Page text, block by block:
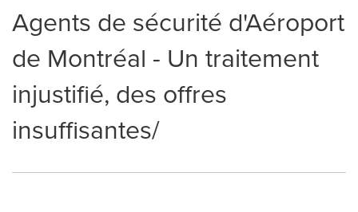
Agents de sécurité d'Aéroport
de Montréal - Un traitement
injustifié, des offres
insuffisantes/